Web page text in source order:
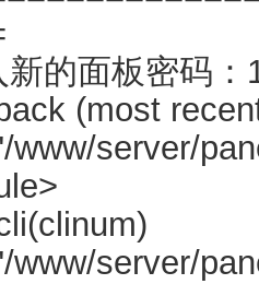
新的面板密码：
(most
www/server/
www/server/